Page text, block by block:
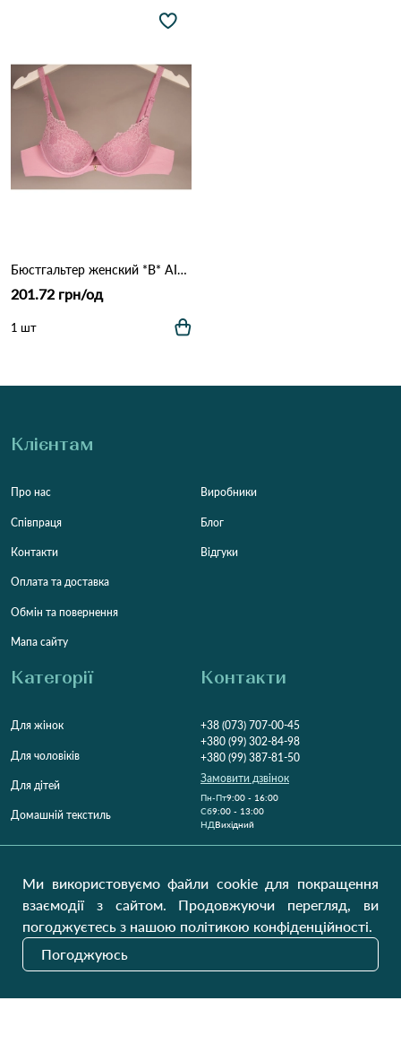
Бюстгальтер женский *B* AIMINA 5388 16,2 Темно рожевий
201.72 грн/од
1 шт
Клієнтам
Про нас
Співпраця
Контакти
Оплата та доставка
Обмін та повернення
Мапа сайту
Виробники
Блог
Відгуки
Категорії
Для жінок
Для чоловіків
Для дітей
Домашній текстиль
Контакти
+38 (073) 707-00-45
+380 (99) 302-84-98
+380 (99) 387-81-50
Замовити дзвінок
Пн-Пт9:00 - 16:00
Cб9:00 - 13:00
НДВихідний
Наші оновлення
Ми використовуємо файли cookie для покращення
взаємодії з сайтом. Продовжуючи перегляд, ви
погоджуєтесь з нашою політикою конфіденційності.
Погоджуюсь